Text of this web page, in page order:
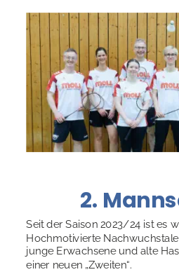
2.
Seit der Saison 2023/24 ist es
Hochmotivierte
junge Erwachsene und alte
einer neuen „Zweiten“.